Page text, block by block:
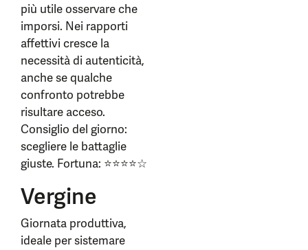
più utile osservare che
imporsi. Nei rapporti
affettivi cresce la
necessità di autenticità,
anche se qualche
confronto potrebbe
risultare acceso.
Consiglio del giorno:
scegliere le battaglie
giuste. Fortuna: ⭐⭐⭐⭐☆
Vergine
Giornata produttiva,
ideale per sistemare